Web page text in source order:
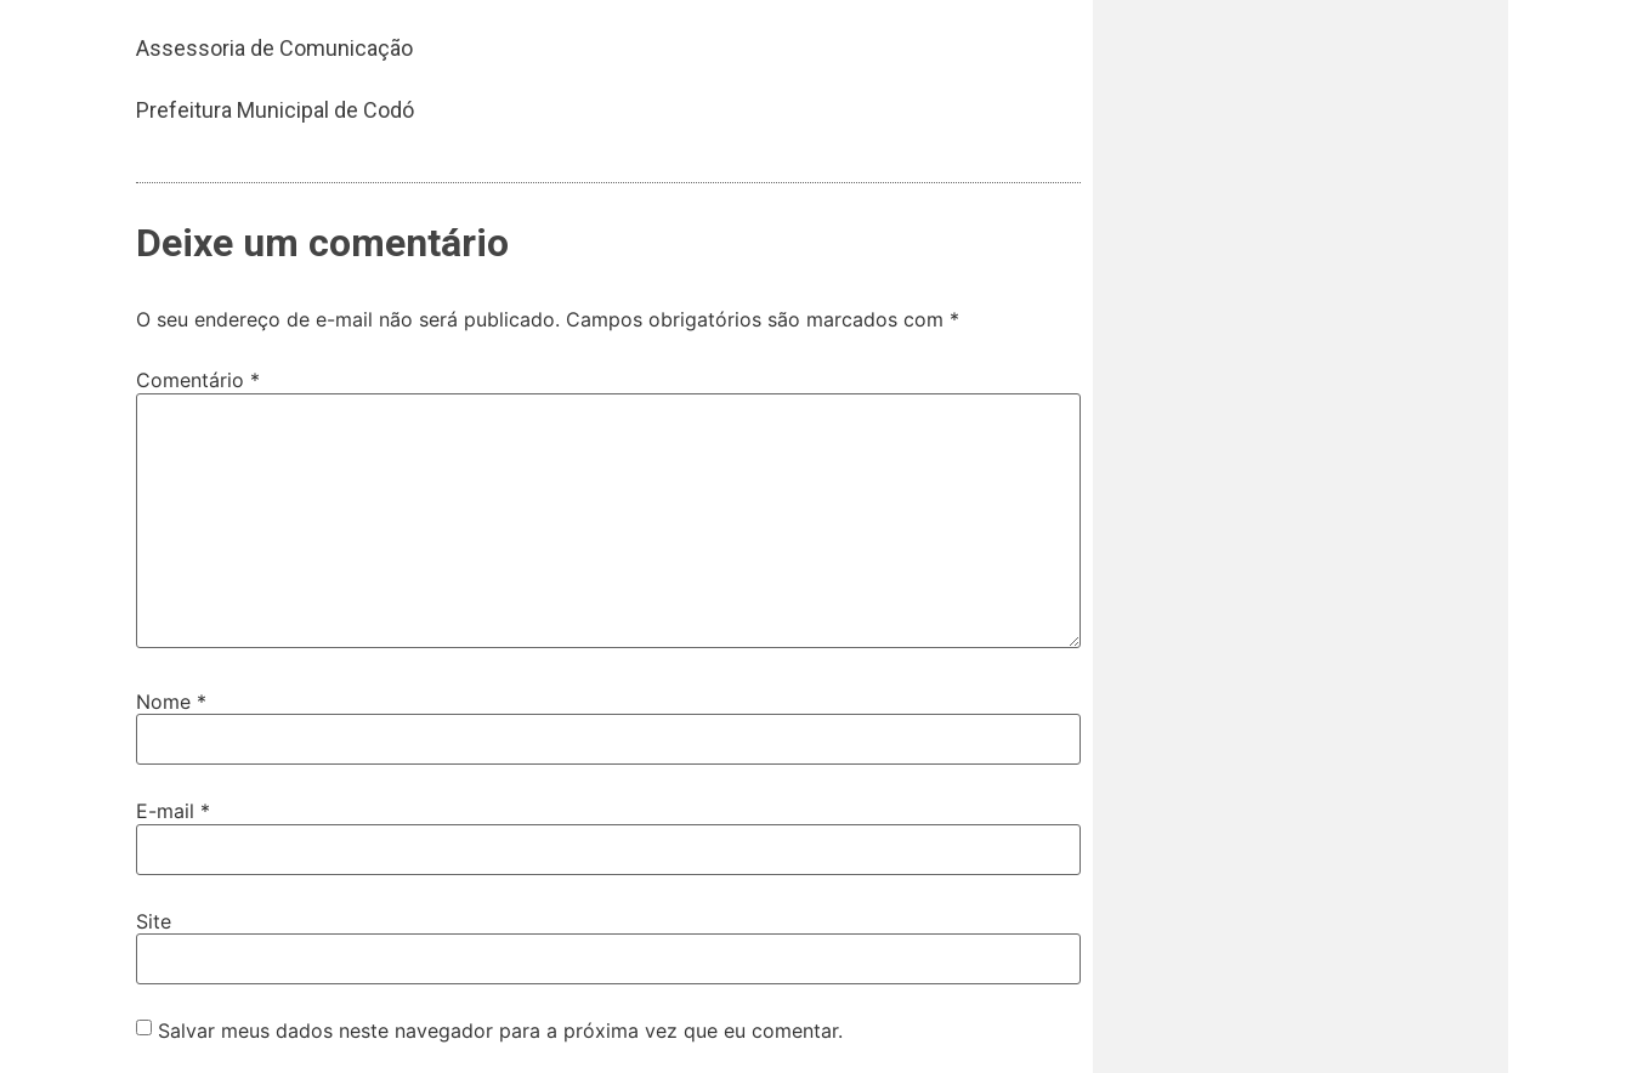
Assessoria de Comunicação
Prefeitura Municipal de Codó
Deixe um comentário
O seu endereço de e-mail não será publicado. Campos obrigatórios são marcados com *
Comentário *
Nome *
E-mail *
Site
Salvar meus dados neste navegador para a próxima vez que eu comentar.